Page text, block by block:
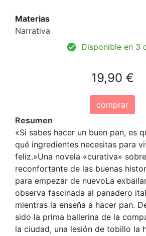
Materias
Narrativa
Disponible en 3
19,90 €
comprar
Resumen
«Si sabes hacer un buen pan, es
qué ingredientes necesitas para
feliz.»Una novela «curativa»
reconfortante de las buenas
para empezar de nuevoLa
observa fascinada al panadero
mientras la enseña a hacer pan.
sido la prima ballerina de la
la ciudad, una lesión de tobillo la